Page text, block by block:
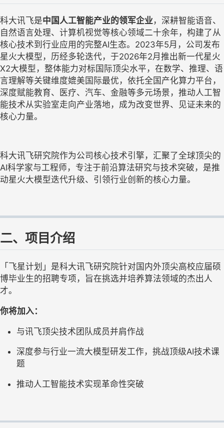
科大讯飞是中国人工智能产业的领军企业，深耕智能语音、
自然语言处理、计算机视觉等核心领域二十余年，构建了从
核心技术到行业应用的完整AI生态。2023年5月，公司发布
星火大模型，历经多轮迭代，于2026年2月推出新一代星火
X2大模型，整体能力对标国际顶尖水平，在数学、推理、语
言理解等关键维度媲美国际最优，依托全国产化算力平台，
深度赋能教育、医疗、汽车、金融等多元场景，推动人工智
能技术从实验室走向产业落地，成为改变世界、见证未来的
核心力量。
科大讯飞研究院作为公司核心技术引擎，汇聚了全球顶尖的
AI科学家与工程师，专注于前沿算法研究与技术突破，是推
动星火大模型迭代升级、引领行业创新的核心力量。
二、项目介绍
「飞星计划」是科大讯飞研究院针对国内外顶尖高校应届硕
博毕业生的招聘专项，旨在挑选并培养算法领域的杰出人
才。
你将加入：
与讯飞顶尖技术团队成员并肩作战
深度参与行业一流大模型研发工作，挑战顶级AI技术课
题
推动人工智能技术实现革命性突破